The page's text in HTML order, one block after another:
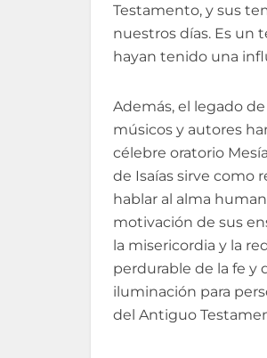
Testamento, y sus
nuestros días. Es un
hayan tenido una
Además, el legado
músicos y autores
célebre oratorio
de Isaías sirve como
hablar al alma
motivación de sus
la misericordia y la
perdurable de la fe y
iluminación para
del Antiguo